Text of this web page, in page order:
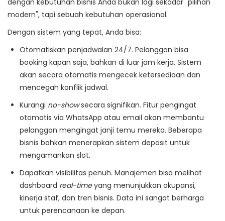
dengan kebutuhan bisnis Anda bukan lagi sekadar "pilihan
modern", tapi sebuah kebutuhan operasional.
Dengan sistem yang tepat, Anda bisa:
Otomatiskan penjadwalan 24/7. Pelanggan bisa
booking kapan saja, bahkan di luar jam kerja. Sistem
akan secara otomatis mengecek ketersediaan dan
mencegah konflik jadwal.
Kurangi no-showsecara signifikan. Fitur pengingat
otomatis via WhatsApp atau email akan membantu
pelanggan mengingat janji temu mereka. Beberapa
bisnis bahkan menerapkan sistem deposit untuk
mengamankan slot.
Dapatkan visibilitas penuh. Manajemen bisa melihat
dashboard real-timeyang menunjukkan okupansi,
kinerja staf, dan tren bisnis. Data ini sangat berharga
untuk perencanaan ke depan.